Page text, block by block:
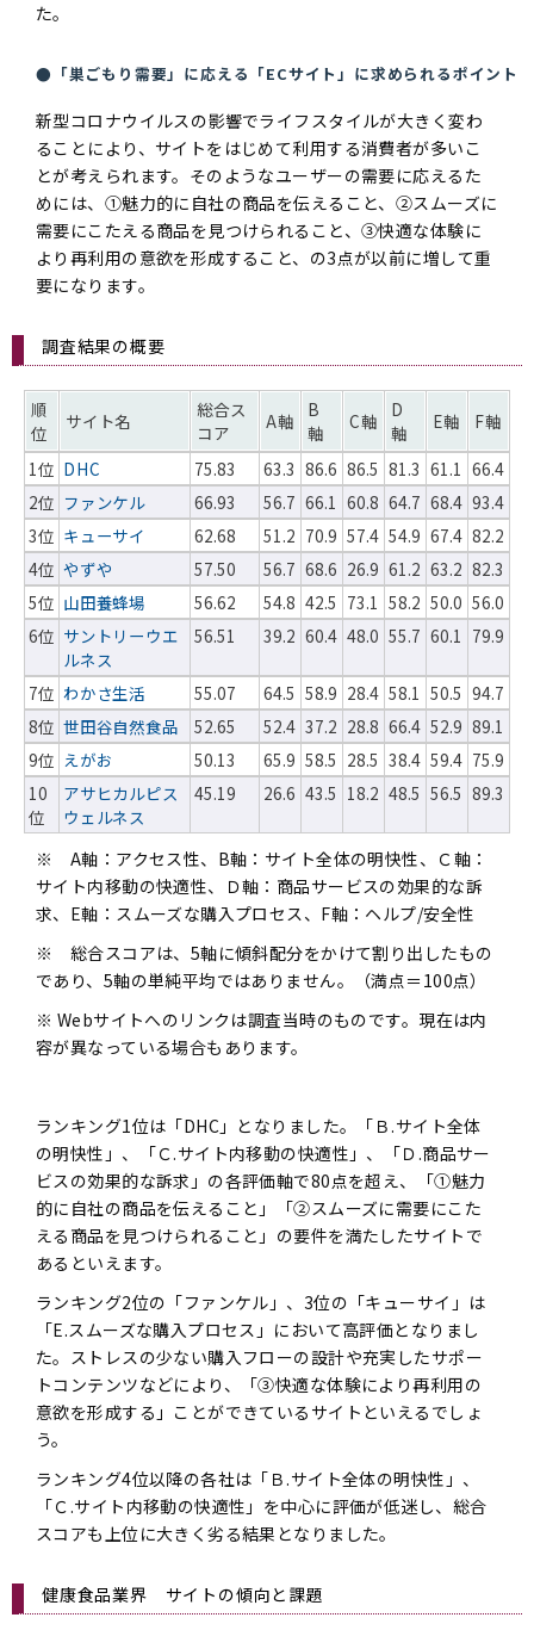
た。
●「巣ごもり需要」に応える「ECサイト」に求められるポイント
新型コロナウイルスの影響でライフスタイルが大きく変わ
ることにより、サイトをはじめて利用する消費者が多いこ
とが考えられます。そのようなユーザーの需要に応えるた
めには、①魅力的に自社の商品を伝えること、②スムーズに
需要にこたえる商品を見つけられること、③快適な体験に
より再利用の意欲を形成すること、の3点が以前に増して重
要になります。
調査結果の概要
順
位
サイト名
総合ス
コア
A軸
B
軸
C軸
D
軸
E軸
F軸
1位 DHC 75.83 63.3 86.6 86.5 81.3 61.1 66.4
2位 ファンケル 66.93 56.7 66.1 60.8 64.7 68.4 93.4
3位 キューサイ 62.68 51.2 70.9 57.4 54.9 67.4 82.2
4位 やずや 57.50 56.7 68.6 26.9 61.2 63.2 82.3
5位 山田養蜂場 56.62 54.8 42.5 73.1 58.2 50.0 56.0
6位 サントリーウエ
ルネス
56.51 39.2 60.4 48.0 55.7 60.1 79.9
7位 わかさ生活 55.07 64.5 58.9 28.4 58.1 50.5 94.7
8位 世田谷自然食品 52.65 52.4 37.2 28.8 66.4 52.9 89.1
9位 えがお 50.13 65.9 58.5 28.5 38.4 59.4 75.9
10
位
アサヒカルピス
ウェルネス
45.19 26.6 43.5 18.2 48.5 56.5 89.3
※ A軸：アクセス性、B軸：サイト全体の明快性、Ｃ軸：
サイト内移動の快適性、Ｄ軸：商品サービスの効果的な訴
求、E軸：スムーズな購入プロセス、F軸：ヘルプ/安全性
※ 総合スコアは、5軸に傾斜配分をかけて割り出したもの
であり、5軸の単純平均ではありません。（満点＝100点）
※ Webサイトへのリンクは調査当時のものです。現在は内
容が異なっている場合もあります。
ランキング1位は「DHC」となりました。「Ｂ.サイト全体
の明快性」、「Ｃ.サイト内移動の快適性」、「Ｄ.商品サー
ビスの効果的な訴求」の各評価軸で80点を超え、「①魅力
的に自社の商品を伝えること」「②スムーズに需要にこた
える商品を見つけられること」の要件を満たしたサイトで
あるといえます。
ランキング2位の「ファンケル」、3位の「キューサイ」は
「E.スムーズな購入プロセス」において高評価となりまし
た。ストレスの少ない購入フローの設計や充実したサポー
トコンテンツなどにより、「③快適な体験により再利用の
意欲を形成する」ことができているサイトといえるでしょ
う。
ランキング4位以降の各社は「Ｂ.サイト全体の明快性」、
「Ｃ.サイト内移動の快適性」を中心に評価が低迷し、総合
スコアも上位に大きく劣る結果となりました。
健康食品業界 サイトの傾向と課題